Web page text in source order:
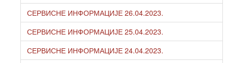
СЕРВИСНЕ ИНФОРМАЦИЈЕ 26.04.2023.
СЕРВИСНЕ ИНФОРМАЦИЈЕ 25.04.2023.
СЕРВИСНЕ ИНФОРМАЦИЈЕ 24.04.2023.